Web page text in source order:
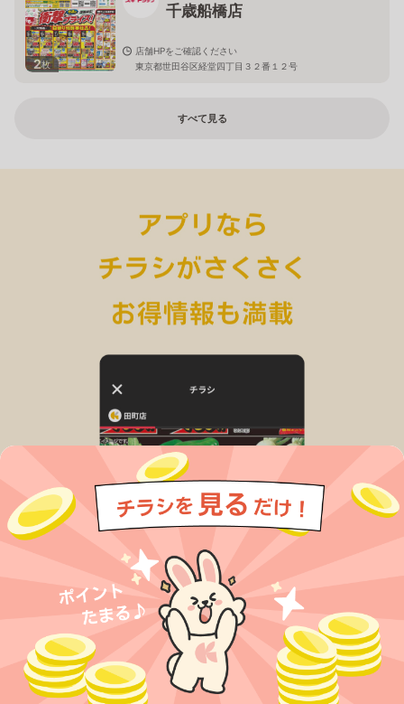
2枚
千歳船橋店
店舗HPをご確認ください
東京都世田谷区経堂四丁目３２番１２号
すべて見る